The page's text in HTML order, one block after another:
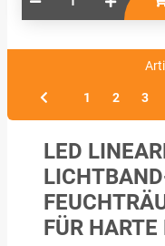
1 2 3
LED
FÜR